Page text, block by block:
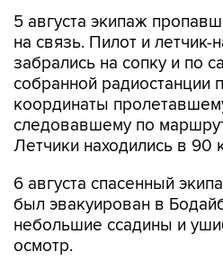
5 августа экипаж
на связь. Пилот и летчик-
забрались на сопку и по
собранной радиостанции
координаты
следовавшему по
Летчики находились в 90
6 августа спасенный
был эвакуирован в
небольшие ссадины и
осмотр.